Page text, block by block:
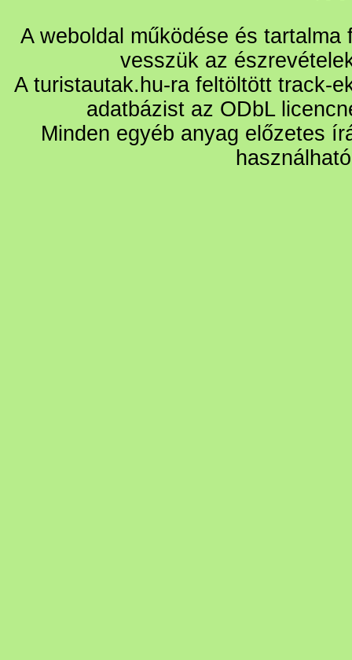
A weboldal működése és
vesszük az
A turistautak.hu-ra feltöltött track-
adatbázist az ODbL
Minden egyéb anyag előzetes